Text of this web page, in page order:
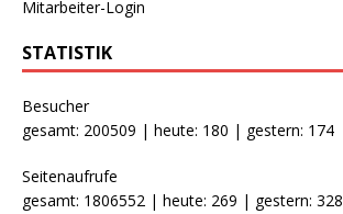
Mitarbeiter-Login
STATISTIK
Besucher
gesamt: 200509 | heute: 180 | gestern: 174
Seitenaufrufe
gesamt: 1806552 | heute: 269 | gestern: 328